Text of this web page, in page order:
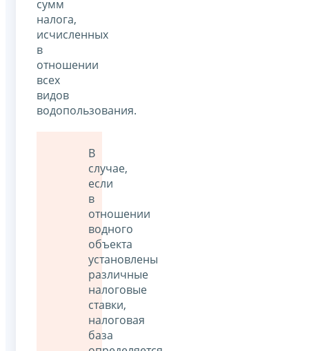
сумм
налога,
исчисленных
в
отношении
всех
видов
водопользования.
В
случае,
если
в
отношении
водного
объекта
установлены
различные
налоговые
ставки,
налоговая
база